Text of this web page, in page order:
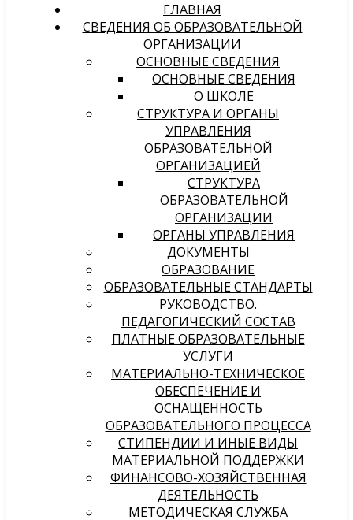
ГЛАВНАЯ
СВЕДЕНИЯ ОБ ОБРАЗОВАТЕЛЬНОЙ
ОРГАНИЗАЦИИ
ОСНОВНЫЕ СВЕДЕНИЯ
ОСНОВНЫЕ СВЕДЕНИЯ
О ШКОЛЕ
СТРУКТУРА И ОРГАНЫ
УПРАВЛЕНИЯ
ОБРАЗОВАТЕЛЬНОЙ
ОРГАНИЗАЦИЕЙ
СТРУКТУРА
ОБРАЗОВАТЕЛЬНОЙ
ОРГАНИЗАЦИИ
ОРГАНЫ УПРАВЛЕНИЯ
ДОКУМЕНТЫ
ОБРАЗОВАНИЕ
ОБРАЗОВАТЕЛЬНЫЕ СТАНДАРТЫ
РУКОВОДСТВО.
ПЕДАГОГИЧЕСКИЙ СОСТАВ
ПЛАТНЫЕ ОБРАЗОВАТЕЛЬНЫЕ
УСЛУГИ
МАТЕРИАЛЬНО-ТЕХНИЧЕСКОЕ
ОБЕСПЕЧЕНИЕ И
ОСНАЩЕННОСТЬ
ОБРАЗОВАТЕЛЬНОГО ПРОЦЕССА
СТИПЕНДИИ И ИНЫЕ ВИДЫ
МАТЕРИАЛЬНОЙ ПОДДЕРЖКИ
ФИНАНСОВО-ХОЗЯЙСТВЕННАЯ
ДЕЯТЕЛЬНОСТЬ
МЕТОДИЧЕСКАЯ СЛУЖБА